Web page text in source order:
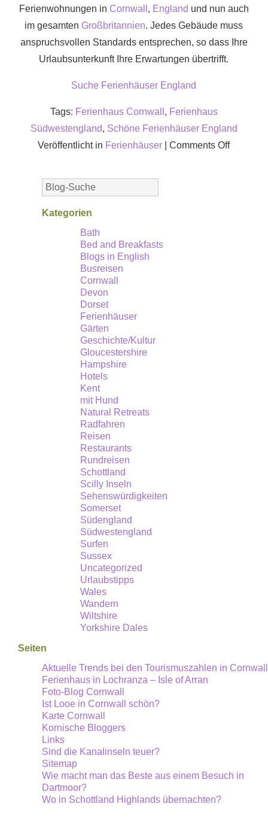
Ferienwohnungen in Cornwall , England und nun auch
im gesamten Großbritannien. Jedes Gebäude muss
anspruchsvollen Standards entsprechen, so dass Ihre
Urlaubsunterkunft Ihre Erwartungen übertrifft.
Suche Ferienhäuser England
Tags: Ferienhaus Cornwall , Ferienhaus
Südwestengland, Schöne Ferienhäuser England
Veröffentlicht in Ferienhäuser |Comments Offon
Kategorien
Bath
Bed and Breakfasts
Blogs in English
Busreisen
Cornwall
Devon
Dorset
Ferienhäuser
Gärten
Geschichte/Kultur
Gloucestershire
Hampshire
Hotels
Kent
mit Hund
Natural Retreats
Radfahren
Reisen
Restaurants
Rundreisen
Schottland
Scilly Inseln
Sehenswürdigkeiten
Somerset
Südengland
Südwestengland
Surfen
Sussex
Uncategorized
Urlaubstipps
Wales
Wandern
Wiltshire
Yorkshire Dales
Seiten
Aktuelle Trends bei den Tourismuszahlen in Cornwall
Ferienhaus in Lochranza – Isle of Arran
Foto-Blog Cornwall
Ist Looe in Cornwall schön?
Karte Cornwall
Kornische Bloggers
Links
Sind die Kanalinseln teuer?
Sitemap
Wie macht man das Beste aus einem Besuch in
Dartmoor?
Wo in Schottland Highlands übernachten?